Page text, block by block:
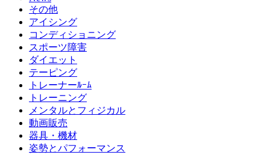
その他
アイシング
コンディショニング
スポーツ障害
ダイエット
テーピング
トレーナーﾙｰﾑ
トレーニング
メンタルとフィジカル
動画販売
器具・機材
姿勢とパフォーマンス